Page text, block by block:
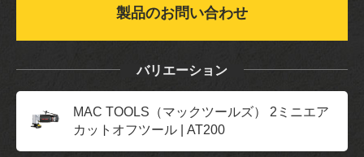
製品のお問い合わせ
バリエーション
MAC TOOLS（マックツールズ） 2ミニエア
カットオフツール | AT200